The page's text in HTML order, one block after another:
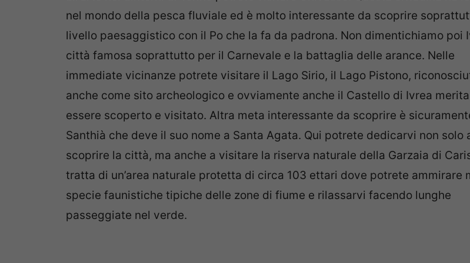
nel mondo della pesca fluviale ed è molto interessante da scoprire
livello paesaggistico con il Po che la fa da padrona. Non dimentichiamo poi
città famosa soprattutto per il Carnevale e la battaglia delle arance. Nelle
immediate vicinanze potrete visitare il Lago Sirio, il Lago Pistono,
anche come sito archeologico e ovviamente anche il Castello di Ivrea
essere scoperto e visitato. Altra meta interessante da scoprire è
Santhià che deve il suo nome a Santa Agata. Qui potrete dedicarvi non solo
scoprire la città, ma anche a visitare la riserva naturale della Garzaia di
tratta di un’area naturale protetta di circa 103 ettari dove potrete ammirare
specie faunistiche tipiche delle zone di fiume e rilassarvi facendo lunghe
passeggiate nel verde.